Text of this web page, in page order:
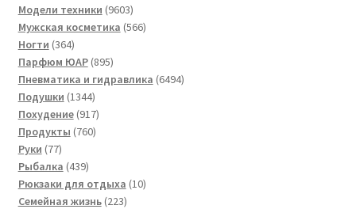
товара
Модели техники 96039603
товара
Мужская косметика 566566
Ногти 364364
товара
Парфюм ЮАР 895895
товаров
Пневматика и гидравлика 64946494
Подушки 13441344
товара
Похудение 917917
товаров
Продукты 760760
Руки 7777
товаров
Рыбалка 439439
товаров
Рюкзаки для отдыха 1010
Семейная жизнь 223223